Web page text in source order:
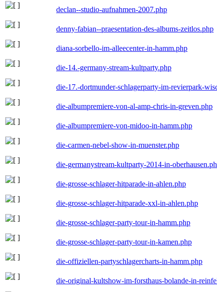
declan--studio-aufnahmen-2007.php
denny-fabian--praesentation-des-albums-zeitlos.php
diana-sorbello-im-alleecenter-in-hamm.php
die-14.-germany-stream-kultparty.php
die-17.-dortmunder-schlagerparty-im-revierpark-
die-albumpremiere-von-al-amp-chris-in-greven.php
die-albumpremiere-von-midoo-in-hamm.php
die-carmen-nebel-show-in-muenster.php
die-germanystream-kultparty-2014-in-
die-grosse-schlager-hitparade-in-ahlen.php
die-grosse-schlager-hitparade-xxl-in-ahlen.php
die-grosse-schlager-party-tour-in-hamm.php
die-grosse-schlager-party-tour-in-kamen.php
die-offiziellen-partyschlagercharts-in-hamm.php
die-original-kultshow-im-forsthaus-bolande-in-